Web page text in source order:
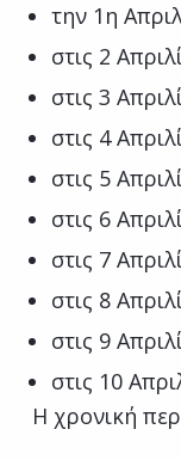
την 1η
στις 2
στις 3
στις 4
στις 5
στις 6
στις 7
στις 8
στις 9
στις 10
Η χρονική